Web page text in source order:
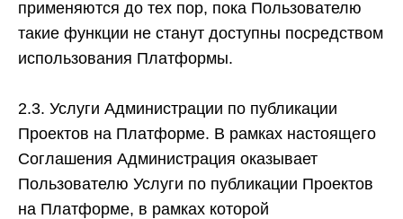
применяются до тех пор, пока Пользователю
такие функции не станут доступны посредством
использования Платформы.
2.3. Услуги Администрации по публикации
Проектов на Платформе. В рамках настоящего
Соглашения Администрация оказывает
Пользователю Услуги по публикации Проектов
на Платформе, в рамках которой